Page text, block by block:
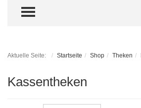
TOGGLE MENU
Aktuelle Seite: Startseite Shop Theken
Kassentheken